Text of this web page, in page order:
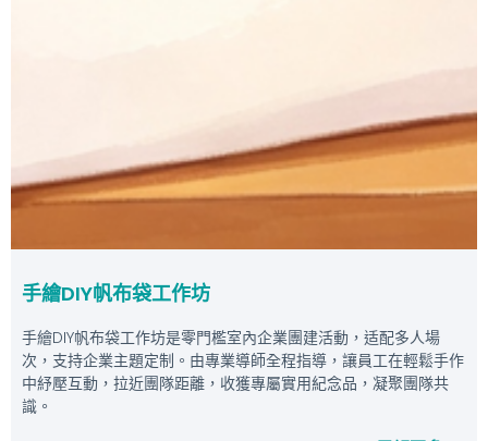
手繪DIY帆布袋工作坊
手繪DIY帆布袋工作坊是零門檻室內企業團建活動，适配多人場
次，支持企業主題定制。由專業導師全程指導，讓員工在輕鬆手作
中紓壓互動，拉近團隊距離，收獲專屬實用紀念品，凝聚團隊共
識。